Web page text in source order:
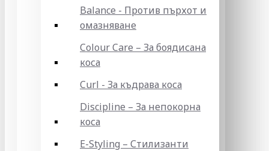
Balance - Против пърхот и
омазняване
Colour Care – За боядисана
коса
Curl - За къдрава коса
Discipline – За непокорна
коса
E-Styling – Стилизанти